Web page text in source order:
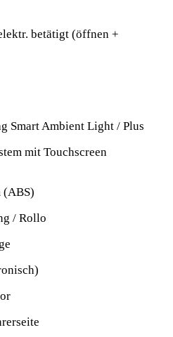
betätigt (öffnen +
Smart Ambient Light / Plus
mit Touchscreen
(ABS)
/ Rollo